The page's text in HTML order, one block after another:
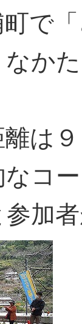
町で
か
は
コ
加